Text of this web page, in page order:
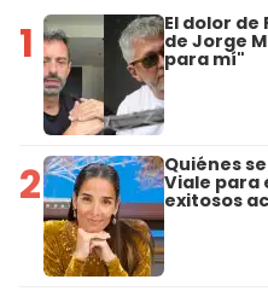
1 El dolor
de Jorge
para mí"
2 Quiénes
Viale para
exitosos